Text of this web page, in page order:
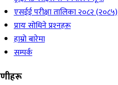
एसईई परीक्षा तालिका २०८२ (२०८५)
प्रायः सोधिने प्रश्‍नहरू
हाम्रो बारेमा
सम्पर्क